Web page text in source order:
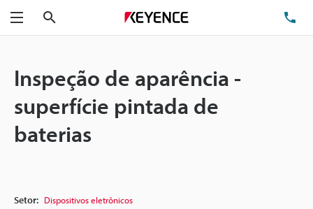
Menu
Inspeção de aparência -
superfície pintada de
baterias
Setor: Dispositivos eletrônicos